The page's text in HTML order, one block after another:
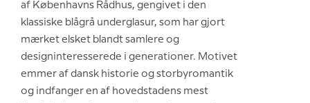
af Københavns Rådhus, gengivet i den
klassiske blågrå underglasur, som har gjort
mærket elsket blandt samlere og
designinteresserede i generationer. Motivet
emmer af dansk historie og storbyromantik
og indfanger en af hovedstadens mest